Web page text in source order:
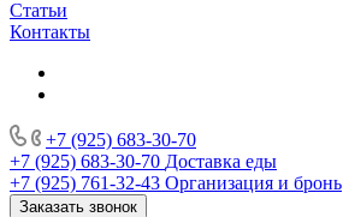
Статьи
Контакты
+7 (925) 683-30-70
+7 (925) 683-30-70 Доставка еды
+7 (925) 761-32-43 Организация и бронь
Заказать звонок